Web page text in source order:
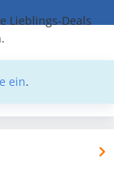
Lieblings-Deals
ein.